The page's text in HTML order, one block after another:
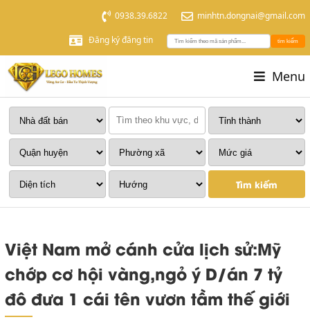
0938.39.6822 minhtn.dongnai@gmail.com
Đăng ký đăng tin tìm kiếm
Menu
Tìm kiếm
Việt Nam mở cánh cửa lịch sử:Mỹ
chớp cơ hội vàng,ngỏ ý D/án 7 tỷ
đô đưa 1 cái tên vươn tầm thế giới